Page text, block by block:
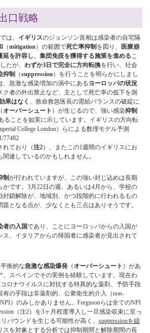
口戦略
は、 イギリスのジョンソン首相は感染者の自宅隔
（mitigation ）の範囲で死亡率抑制 を図り、 医療崩
延を許容し、集団免疫を獲得する施策を進める こ
たが、 わずか3日で完全に方向転換を行い、社会
抑制 （suppression ）を行うことを明らかにしまし
、急激な感染増加の渦中にあるヨーロッパの状況
者の外出禁止など、主として死亡率の低下を測
果はなく
、救命救急医長の需給バランスの破綻に
オーバーシュート ）が生じるので、強い感染抑制
ることを如実に示しています。イギリスの方向転
College London）らによる数理モデル予測
77482
れており（注2）、またこの1週間のイギリスにお
連しているのかもしれません。
制が行われていますが、この強い封じ込めは長期
かです。3月22日の週、あるいは4月から、学校の
封鎖解除が、地域別、かつ段階的に行われるもの
となる点が、少なくとも三点はありそうです。
者の入国であり、ことにヨーロッパからの入国が
ス、イタリアからの帰国者に感染者が見出されて
衡的な急激な感染爆発 （オーバーシュート ）があ
、スペインでその実例を経験しています。現在わ
ロナウイルスに対抗する特異的な薬剤、予防手段
有の手段は非薬剤的、公衆衛生的介入（non-
NPI）のみしかありません。Fergusonらは全てのNPI
（注2）を3ヶ月程度導入し一旦感染収束に至っ
バウンドを生じる可能性が高く、 suppressionを繰
スを対象とする分析では抑制期間と解除期間の長